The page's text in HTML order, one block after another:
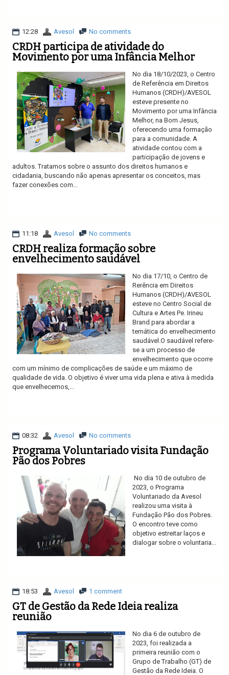
12:28 Avesol No comments
CRDH participa de atividade do
Movimento por uma Infância Melhor
No dia 18/10/2023, o Centro
de Referência em Direitos
Humanos (CRDH)/AVESOL
esteve presente no
Movimento por uma Infância
Melhor, na Bom Jesus,
oferecendo uma formação
para a comunidade. A
atividade contou com a
participação de jovens e
adultos. Tratamos sobre o assunto dos direitos humanos e
cidadania, buscando não apenas apresentar os conceitos, mas
fazer conexões com...
11:18 Avesol No comments
CRDH realiza formação sobre
envelhecimento saudável
No dia 17/10, o Centro de
Rerência em Direitos
Humanos (CRDH)/AVESOL
esteve no Centro Social de
Cultura e Artes Pe. Irineu
Brand para abordar a
temática do envelhecimento
saudável.O saudável refere-
se a um processo de
envelhecimento que ocorre
com um mínimo de complicações de saúde e um máximo de
qualidade de vida. O objetivo é viver uma vida plena e ativa à medida
que envelhecemos,...
08:32 Avesol No comments
Programa Voluntariado visita Fundação
Pão dos Pobres
No dia 10 de outubro de
2023, o Programa
Voluntariado da Avesol
realizou uma visita à
Fundação Pão dos Pobres.
O encontro teve como
objetivo estreitar laços e
dialogar sobre o voluntaria...
18:53 Avesol 1 comment
GT de Gestão da Rede Ideia realiza
reunião
No dia 6 de outubro de
2023, foi realizada a
primeira reunião com o
Grupo de Trabalho (GT) de
Gestão da Rede Ideia. O